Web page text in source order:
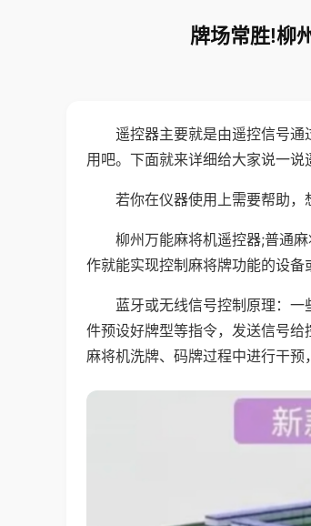
牌场常胜!柳
遥控器主要就是由遥控信号
用吧。下面就来详细给大家说一说
若你在仪器使用上需要帮助，
柳州万能麻将机遥控器;普通
作就能实现控制麻将牌功能的设备
蓝牙或无线信号控制原理：
件预设好牌型等指令，发送信号
麻将机洗牌、码牌过程中进行干预